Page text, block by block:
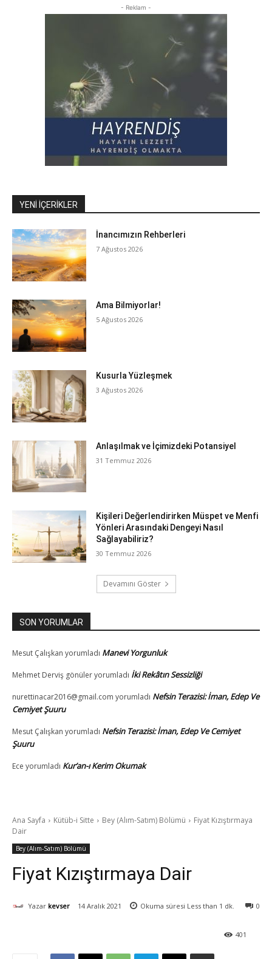
- Reklam -
YENI İÇERIKLER
İnancımızın Rehberleri
7 Ağustos 2026
Ama Bilmiyorlar!
5 Ağustos 2026
Kusurla Yüzleşmek
3 Ağustos 2026
Anlaşılmak ve İçimizdeki Potansiyel
31 Temmuz 2026
Kişileri Değerlendirirken Müspet ve Menfi
Yönleri Arasındaki Dengeyi Nasıl
Sağlayabiliriz?
30 Temmuz 2026
Devamını Göster
SON YORUMLAR
Mesut Çalışkan yorumladı Manevi Yorgunluk
Mehmet Derviş gönüleryorumladı İki Rekâtın Sessizliği
nurettinacar2016@gmail.com yorumladı Nefsin Terazisi: İman, Edep Ve
Cemiyet Şuuru
Mesut Çalışkan yorumladı Nefsin Terazisi: İman, Edep Ve Cemiyet
Şuuru
Ece yorumladı Kur’an-ı Kerim Okumak